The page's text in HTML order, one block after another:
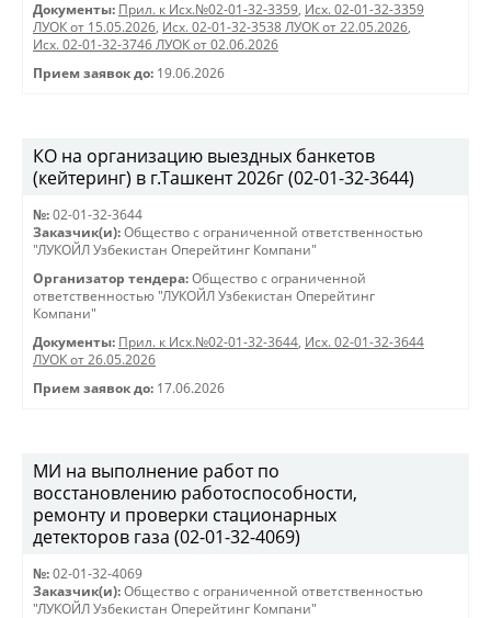
Документы: Прил. к Исх.№02-01-32-3359, Исх. 02-01-32-3359
ЛУОК от 15.05.2026, Исх. 02-01-32-3538 ЛУОК от 22.05.2026,
Исх. 02-01-32-3746 ЛУОК от 02.06.2026
Прием заявок до: 19.06.2026
КО на организацию выездных банкетов
(кейтеринг) в г.Ташкент 2026г (02-01-32-3644)
№: 02-01-32-3644
Заказчик(и): Общество с ограниченной ответственностью
"ЛУКОЙЛ Узбекистан Оперейтинг Компани"
Организатор тендера: Общество с ограниченной
ответственностью "ЛУКОЙЛ Узбекистан Оперейтинг
Компани"
Документы: Прил. к Исх.№02-01-32-3644, Исх. 02-01-32-3644
ЛУОК от 26.05.2026
Прием заявок до: 17.06.2026
МИ на выполнение работ по
восстановлению работоспособности,
ремонту и проверки стационарных
детекторов газа (02-01-32-4069)
№: 02-01-32-4069
Заказчик(и): Общество с ограниченной ответственностью
"ЛУКОЙЛ Узбекистан Оперейтинг Компани"